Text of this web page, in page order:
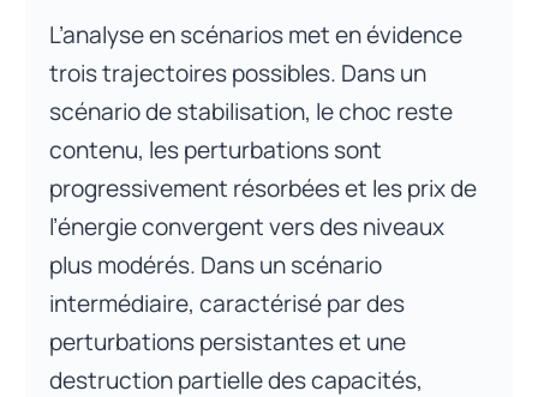
L’analyse en scénarios met en évidence
trois trajectoires possibles. Dans un
scénario de stabilisation, le choc reste
contenu, les perturbations sont
progressivement résorbées et les prix de
l’énergie convergent vers des niveaux
plus modérés. Dans un scénario
intermédiaire, caractérisé par des
perturbations persistantes et une
destruction partielle des capacités,